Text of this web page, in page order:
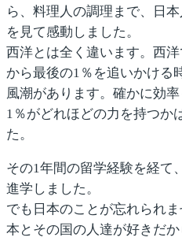
ら、料理人の調理まで、日
を見て感動しました。
西洋とは全く違います。西
から最後の1％を追いかける
風潮があります。確かに効
1％がどれほどの力を持つか
た。
その1年間の留学経験を経て
進学しました。
でも日本のことが忘れられ
本とその国の人達が好きだ